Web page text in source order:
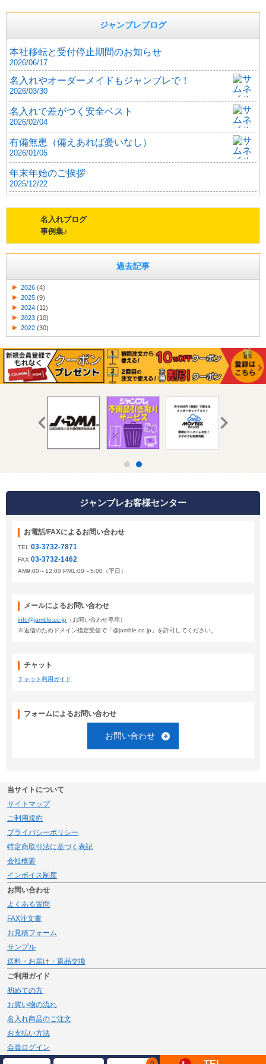
ジャンブレブログ
本社移転と受付停止期間のお知らせ
2026/06/17
名入れやオーダーメイドもジャンブレで！
2026/03/30
名入れで差がつく安全ベスト
2026/02/04
有備無患（備えあれば憂いなし）
2026/01/05
年末年始のご挨拶
2025/12/22
名入れブログ
事例集♪
過去記事
2026 (4)
2025 (9)
2024 (11)
2023 (10)
2022 (30)
ジャンブレお客様センター
お電話/FAXによるお問い合わせ
TEL 03-3732-7871
FAX 03-3732-1462
AM9:00～12:00 PM1:00～5:00（平日）
メールによるお問い合わせ
info@jamble.co.jp （お問い合わせ専用）
※返信のためドメイン指定受信で「@jamble.co.jp」を許可してください。
チャット
チャット利用ガイド
フォームによるお問い合わせ
お問い合わせ
当サイトについて
サイトマップ
ご利用規約
プライバシーポリシー
特定商取引法に基づく表記
会社概要
インボイス制度
お問い合わせ
よくある質問
FAX注文書
お見積フォーム
サンプル
送料・お届け・返品交換
ご利用ガイド
初めての方
お買い物の流れ
名入れ商品のご注文
お支払い方法
会員ログイン
メルマガ登録